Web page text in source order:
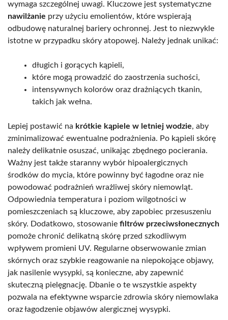
wymaga szczególnej uwagi. Kluczowe jest systematyczne
nawilżanie przy użyciu emolientów, które wspierają
odbudowę naturalnej bariery ochronnej. Jest to niezwykle
istotne w przypadku skóry atopowej. Należy jednak unikać:
długich i gorących kąpieli,
które mogą prowadzić do zaostrzenia suchości,
intensywnych kolorów oraz drażniących tkanin,
takich jak wełna.
Lepiej postawić na krótkie kąpiele w letniej wodzie, aby
zminimalizować ewentualne podrażnienia. Po kąpieli skórę
należy delikatnie osuszać, unikając zbędnego pocierania.
Ważny jest także staranny wybór hipoalergicznych
środków do mycia, które powinny być łagodne oraz nie
powodować podrażnień wrażliwej skóry niemowląt.
Odpowiednia temperatura i poziom wilgotności w
pomieszczeniach są kluczowe, aby zapobiec przesuszeniu
skóry. Dodatkowo, stosowanie filtrów przeciwsłonecznych
pomoże chronić delikatną skórę przed szkodliwym
wpływem promieni UV. Regularne obserwowanie zmian
skórnych oraz szybkie reagowanie na niepokojące objawy,
jak nasilenie wysypki, są konieczne, aby zapewnić
skuteczną pielęgnację. Dbanie o te wszystkie aspekty
pozwala na efektywne wsparcie zdrowia skóry niemowlaka
oraz łagodzenie objawów alergicznej wysypki.